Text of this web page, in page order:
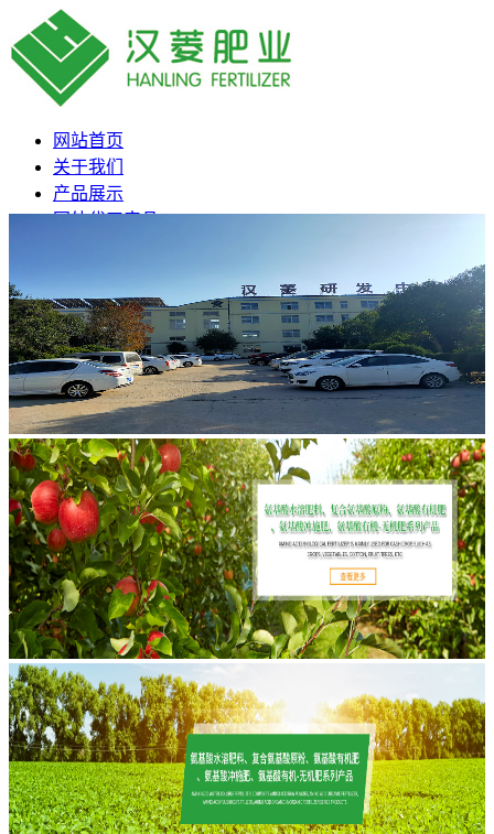
网站首页
关于我们
产品展示
国外代工产品